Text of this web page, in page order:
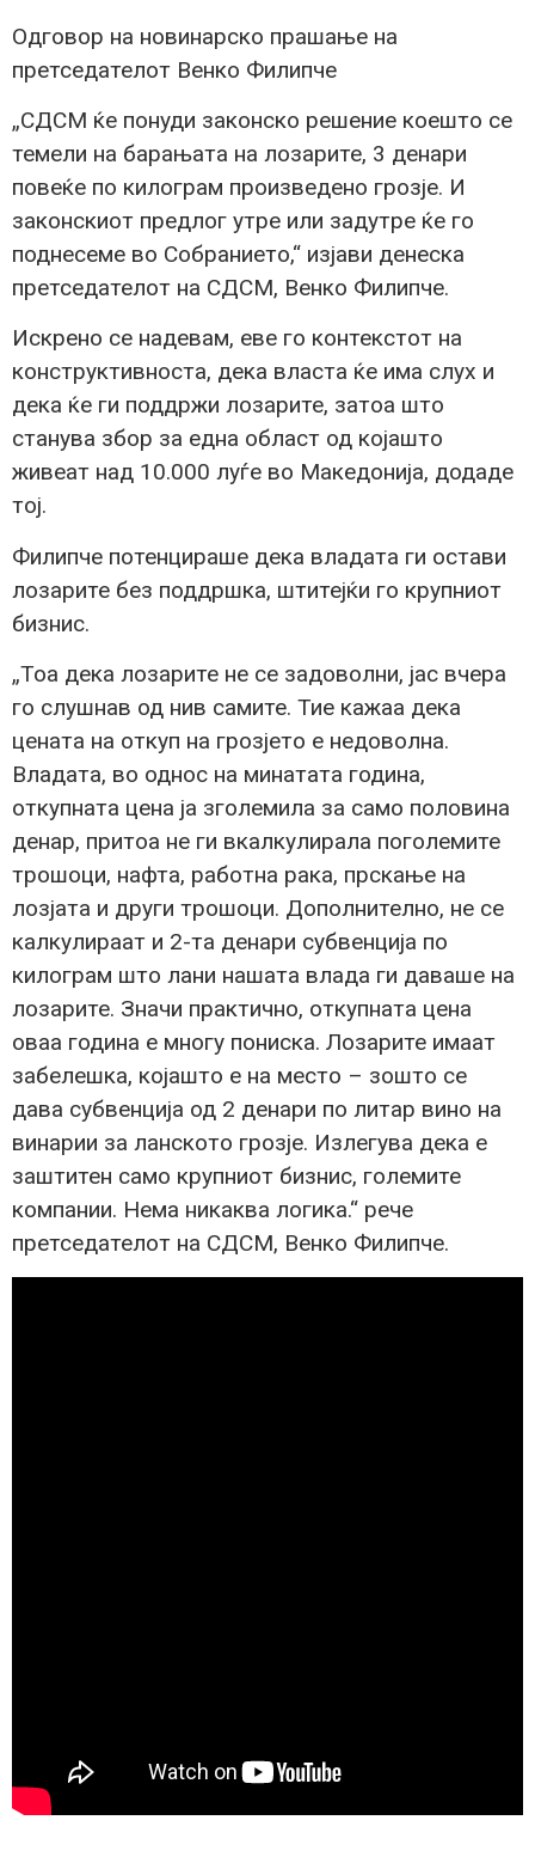
Одговор на новинарско прашање на
претседателот Венко Филипче
„СДСМ ќе понуди законско решение коешто се
темели на барањата на лозарите, 3 денари
повеќе по килограм произведено грозје. И
законскиот предлог утре или задутре ќе го
поднесеме во Собранието,“ изјави денеска
претседателот на СДСМ, Венко Филипче.
Искрено се надевам, еве го контекстот на
конструктивноста, дека власта ќе има слух и
дека ќе ги поддржи лозарите, затоа што
станува збор за една област од којашто
живеат над 10.000 луѓе во Македонија, додаде
тој.
Филипче потенцираше дека владата ги остави
лозарите без поддршка, штитејќи го крупниот
бизнис.
„Тоа дека лозарите не се задоволни, јас вчера
го слушнав од нив самите. Тие кажаа дека
цената на откуп на грозјето е недоволна.
Владата, во однос на минатата година,
откупната цена ја зголемила за само половина
денар, притоа не ги вкалкулирала поголемите
трошоци, нафта, работна рака, прскање на
лозјата и други трошоци. Дополнително, не се
калкулираат и 2-та денари субвенција по
килограм што лани нашата влада ги даваше на
лозарите. Значи практично, откупната цена
оваа година е многу пониска. Лозарите имаат
забелешка, којашто е на место – зошто се
дава субвенција од 2 денари по литар вино на
винарии за ланското грозје. Излегува дека е
заштитен само крупниот бизнис, големите
компании. Нема никаква логика.“ рече
претседателот на СДСМ, Венко Филипче.